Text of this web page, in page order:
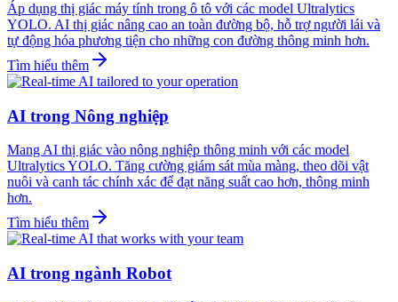
Áp dụng thị giác máy tính trong ô tô với các model Ultralytics
YOLO. AI thị giác nâng cao an toàn đường bộ, hỗ trợ người lái và
tự động hóa phương tiện cho những con đường thông minh hơn.
Tìm hiểu thêm
AI trong Nông nghiệp
Mang AI thị giác vào nông nghiệp thông minh với các model
Ultralytics YOLO. Tăng cường giám sát mùa màng, theo dõi vật
nuôi và canh tác chính xác để đạt năng suất cao hơn, thông minh
hơn.
Tìm hiểu thêm
AI trong ngành Robot